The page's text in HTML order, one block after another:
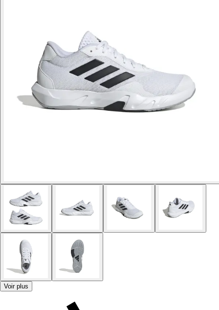
Voir plus